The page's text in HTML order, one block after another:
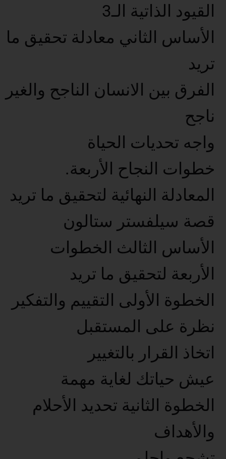
القيود الذاتية الـ3
الأساس الثاني معادلة تحقيق ما
تريد
الفرق بين الانسان الناجح والغير
ناجح
واجه تحديات الحياة
خطوات النجاح الأربعة.
المعادلة النهائية لتحقيق ما تريد
قصة سيلفستر ستالون
الأساس الثالث الخطوات
الأربعة لتحقيق ما تريد
الخطوة الأولى التقييم والتفكير
نظرة على المستقبل
اتخاذ القرار بالتغيير
عيش حياتك لغاية مهمة
الخطوة الثانية تحديد الأحلام
والأهداف